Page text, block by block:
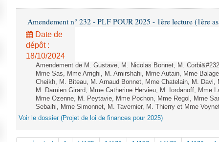
Amendement n° 232 - PLF POUR 2025 - 1ère lecture (1ère
Date de
dépôt :
18/10/2024
Amendement de M. Gustave, M. Nicolas Bonnet, M.
Mme Sas, Mme Arrighi, M. Amirshahi, Mme Autain, Mme
Cheikh, M. Biteau, M. Arnaud Bonnet, Mme Chatelain, M. Davi,
M. Damien Girard, Mme Catherine Hervieu, M. Iordanoff, Mme
Mme Ozenne, M. Peytavie, Mme Pochon, Mme Regol, Mme
Sebaihi, Mme Simonnet, M. Tavernier, M. Thierry et Mme
Voir le dossier (Projet de loi de finances pour 2025)